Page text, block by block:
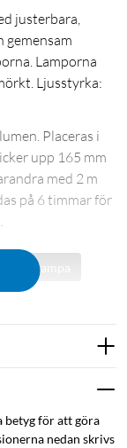
justerbara,
gemensam
Lamporna
Ljusstyrka:
Placeras i
upp 165 mm
med 2 m
på 6 timmar för
betyg för att göra
nedan skrivs